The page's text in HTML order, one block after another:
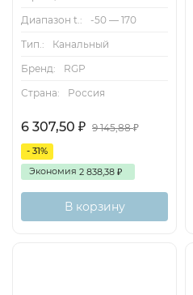
Диапазон t.:
-50 — 170
Тип.:
Канальный
Бренд:
RGP
Страна:
Россия
6 307,50 ₽ 9 145,88₽
- 31%
Экономия 2 838,38 ₽
В корзину